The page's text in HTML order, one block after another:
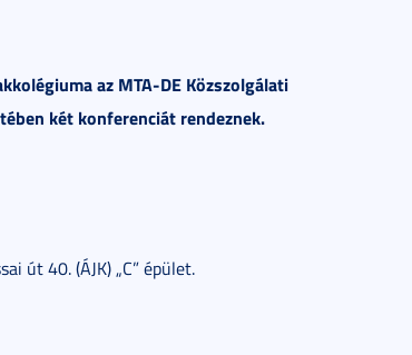
az MTA-DE Közszolgálati
két konferenciát rendeznek.
út 40. (ÁJK) „C” épület.